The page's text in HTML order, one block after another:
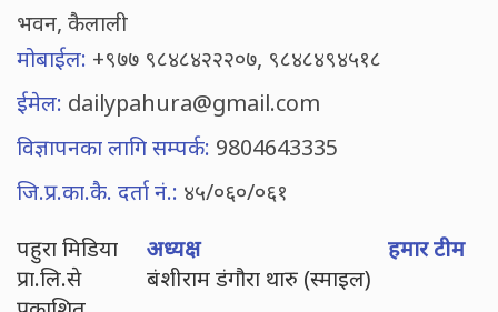
भवन, कैलाली
मोबाईल: +९७७ ९८४८४२२२०७, ९८४८४९४५१८
ईमेल: dailypahura@gmail.com
विज्ञापनका लागि सम्पर्क: 9804643335
जि.प्र.का.कै. दर्ता नं.: ४५/०६०/०६१
पहुरा मिडिया
प्रा.लि.से
अध्यक्ष
बंशीराम डंगौरा थारु (स्माइल)
हमार टीम